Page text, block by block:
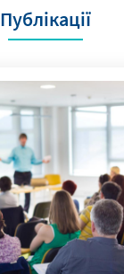
Публікації